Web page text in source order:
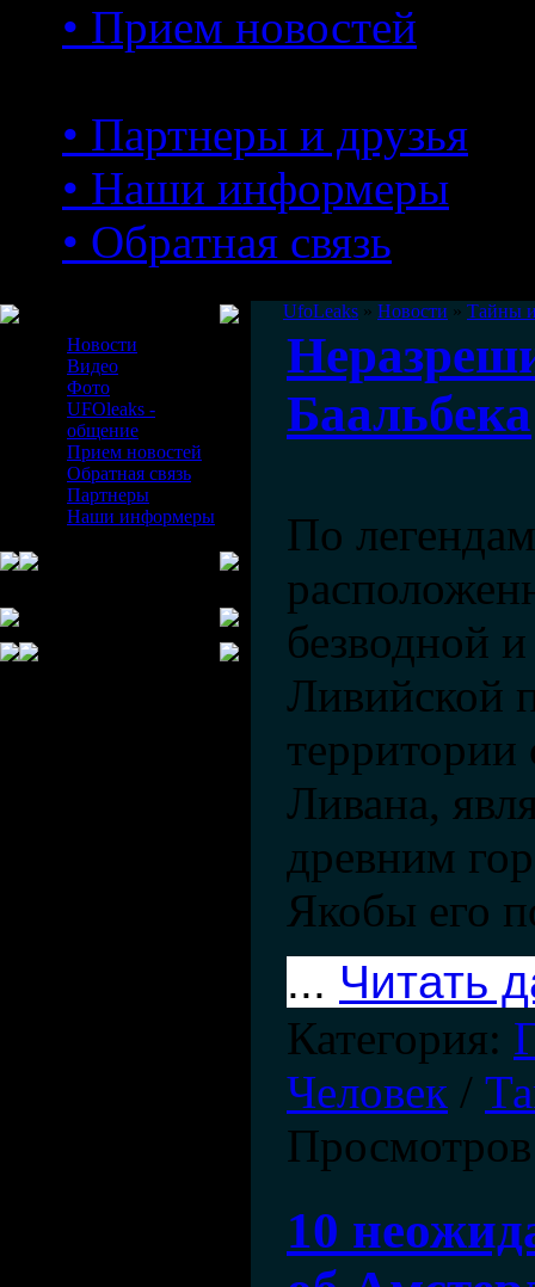
• Прием новостей
• Партнеры и друзья
• Наши информеры
• Обратная связь
Новости
Видео
Фото
UFOleaks -
общение
Прием новостей
Обратная связь
Партнеры
Наши информеры
UfoLeaks » Новости » Тайны
Баальбека
По
безводной
Ливийской
территории
Ливана,
древним
Якобы его
... Читать
Категория:
Человек /
10